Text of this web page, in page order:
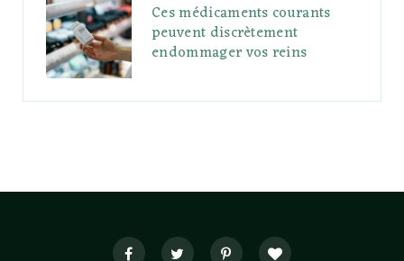
Ces médicaments courants
peuvent discrètement
endommager vos reins